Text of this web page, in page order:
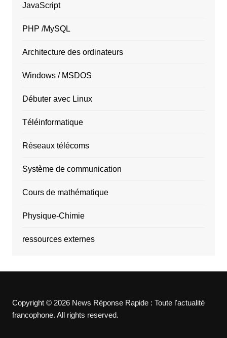
JavaScript
PHP /MySQL
Architecture des ordinateurs
Windows / MSDOS
Débuter avec Linux
Téléinformatique
Réseaux télécoms
Système de communication
Cours de mathématique
Physique-Chimie
ressources externes
Copyright © 2026 News Réponse Rapide : Toute l'actualité
francophone. All rights reserved.